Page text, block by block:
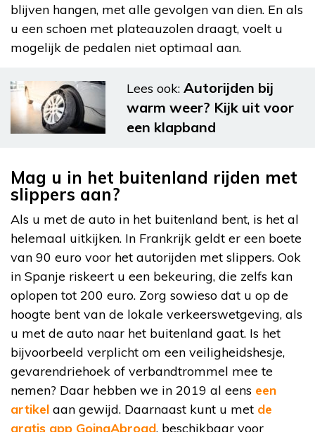
blijven hangen, met alle gevolgen van dien. En als
u een schoen met plateauzolen draagt, voelt u
mogelijk de pedalen niet optimaal aan.
Lees ook: Autorijden bij
warm weer? Kijk uit voor
een klapband
Mag u in het buitenland rijden met
slippers aan?
Als u met de auto in het buitenland bent, is het al
helemaal uitkijken. In Frankrijk geldt er een boete
van 90 euro voor het autorijden met slippers. Ook
in Spanje riskeert u een bekeuring, die zelfs kan
oplopen tot 200 euro. Zorg sowieso dat u op de
hoogte bent van de lokale verkeerswetgeving, als
u met de auto naar het buitenland gaat. Is het
bijvoorbeeld verplicht om een veiligheidshesje,
gevarendriehoek of verbandtrommel mee te
nemen? Daar hebben we in 2019 al eens een
artikel aan gewijd. Daarnaast kunt u met de
gratis app GoingAbroad, beschikbaar voor